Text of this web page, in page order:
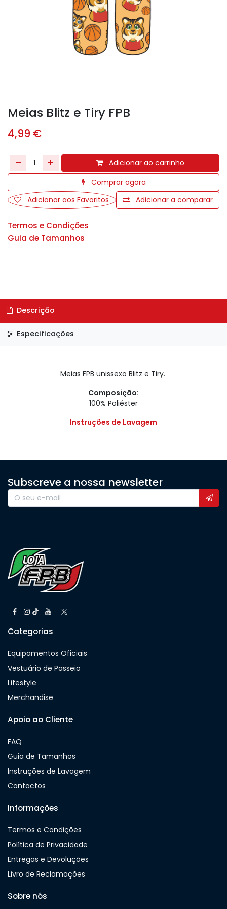
Meias Blitz e Tiry FPB
4,99 €
Adicionar ao carrinho
Comprar agora
Adicionar a comparar
Adicionar aos Favoritos
Termos e Condições
Guia de Tamanhos
Descrição
Especificações
Meias FPB unissexo Blitz e Tiry.
Composição:
100% Poliéster
Instruções de Lavagem
Subscreve a nossa newsletter
Categorias
Equipamentos Oficiais
Vestuário de Passeio
Lifestyle
Merchandise
Apoio ao Cliente
FAQ
Guia de Tamanhos
Instruções de Lavagem
Contactos
Informações
Termos e Condições
Política de Privacidade
Entregas e Devoluções
Livro de Reclamações
Sobre nós